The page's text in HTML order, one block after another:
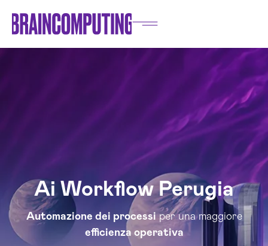
Ai Workflow Perugia
Automazione dei processiper una maggiore
efficienza operativa